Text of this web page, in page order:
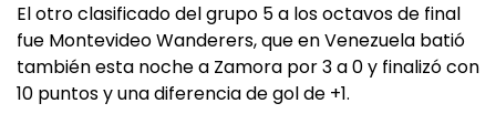
El otro clasificado del grupo 5 a los octavos de final
fue Montevideo Wanderers, que en Venezuela batió
también esta noche a Zamora por 3 a 0 y finalizó con
10 puntos y una diferencia de gol de +1.